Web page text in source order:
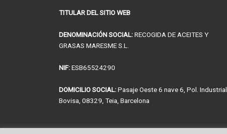
TITULAR DEL SITIO WEB
DENOMINACIÓN SOCIAL:RECOGIDA DE ACEITES Y
GRASAS MARESME S.L.
NIF:ESB65524290
DOMICILIO SOCIAL:Pasaje Oeste 6 nave 6, Pol. Industrial
Bovisa, 08329, Teia, Barcelona